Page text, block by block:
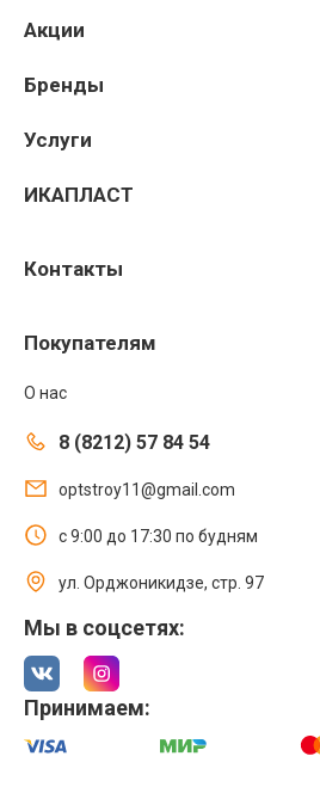
Акции
Бренды
Услуги
ИКАПЛАСТ
Контакты
Покупателям
О нас
8 (8212) 57 84 54
optstroy11@gmail.com
с 9:00 до 17:30 по будням
ул. Орджоникидзе, стр. 97
Мы в соцсетях:
Принимаем: